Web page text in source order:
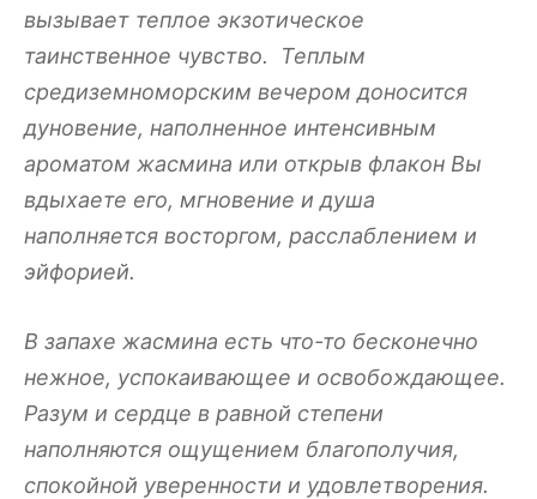
вызывает теплое экзотическое
таинственное чувство. Теплым
средиземноморским вечером доносится
дуновение, наполненное интенсивным
ароматом жасмина или открыв флакон Вы
вдыхаете его, мгновение и душа
наполняется восторгом, расслаблением и
эйфорией.
В запахе жасмина есть что-то бесконечно
нежное, успокаивающее и освобождающее.
Разум и сердце в равной степени
наполняются ощущением благополучия,
спокойной уверенности и удовлетворения.